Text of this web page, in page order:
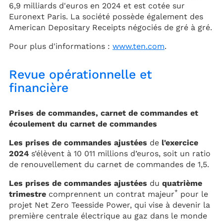
6,9 milliards d'euros en 2024 et est cotée sur
Euronext Paris. La société possède également des
American Depositary Receipts négociés de gré à gré.
Pour plus d'informations : www.ten.com.
Revue opérationnelle et
financière
Prises de commandes, carnet de commandes et
écoulement du carnet de commandes
Les prises de commandes ajustées de l'exercice
2024 s’élèvent à 10 011 millions d’euros, soit un ratio
de renouvellement du carnet de commandes de 1,5.
Les prises de commandes ajustées du quatrième
trimestre comprennent un contrat majeur* pour le
projet Net Zero Teesside Power, qui vise à devenir la
première centrale électrique au gaz dans le monde